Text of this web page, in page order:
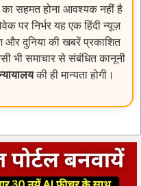
सहमत होना आवश्यक नहीं है
पर निर्भर यह एक हिंदी न्यूज़
और दुनिया की खबरें प्रकाशित
भी समाचार से संबंधित कानूनी
की ही मान्यता होगी।